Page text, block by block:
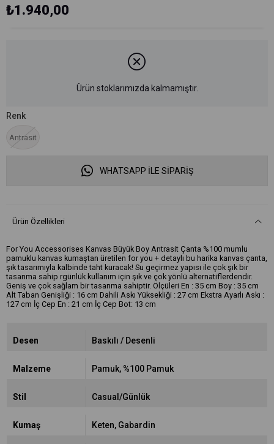
₺1.940,00
Ürün stoklarımızda kalmamıştır.
Renk
Antrasit
WHATSAPP İLE SİPARİŞ
Ürün Özellikleri
For You Accessorises Kanvas Büyük Boy Antrasit Çanta %100 mumlu
pamuklu kanvas kumaştan üretilen for you + detaylı bu harika kanvas çanta,
şık tasarımıyla kalbinde taht kuracak! Su geçirmez yapısı ile çok şık bir
tasarıma sahip rgünlük kullanım için şık ve çok yönlü alternatiflerdendir.
Geniş ve çok sağlam bir tasarıma sahiptir. Ölçüleri En : 35 cm Boy : 35 cm
Alt Taban Genişliği : 16 cm Dahili Askı Yüksekliği : 27 cm Ekstra Ayarlı Askı :
127 cm İç Cep En : 21 cm İç Cep Bot: 13 cm
Desen Baskılı / Desenli
Malzeme Pamuk %100 Pamuk
Stil Casual/Günlük
Kumaş Keten Gabardin